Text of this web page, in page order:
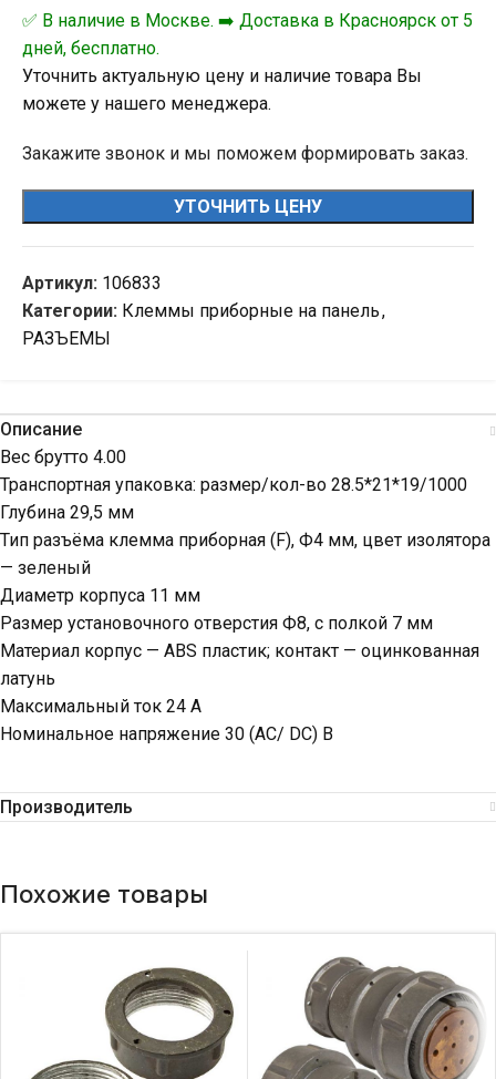
✅ В наличие в Москве. ➡️ Доставка в Красноярск от 5
дней, бесплатно.
Уточнить актуальную цену и наличие товара Вы
можете у нашего менеджера.
Закажите звонок и мы поможем формировать заказ.
УТОЧНИТЬ ЦЕНУ
Артикул: 106833
Категории: Клеммы приборные на панель,
РАЗЪЕМЫ
Описание
Вес брутто 4.00
Транспортная упаковка: размер/кол-во 28.5*21*19/1000
Глубина 29,5 мм
Тип разъёма клемма приборная (F), Ф4 мм, цвет изолятора
— зеленый
Диаметр корпуса 11 мм
Размер установочного отверстия Ф8, с полкой 7 мм
Материал корпус — ABS пластик; контакт — оцинкованная
латунь
Максимальный ток 24 А
Номинальное напряжение 30 (AC/ DC) В
Производитель
Похожие товары